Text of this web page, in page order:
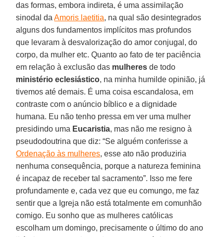
das formas, embora indireta, é uma assimilação
sinodal daAmoris laetitia, na qual são desintegrados
alguns dos fundamentos implícitos mas profundos
que levaram à desvalorização do amor conjugal, do
corpo, da mulher etc. Quanto ao fato de ter paciência
em relação à exclusão das mulheres de todo
ministério eclesiástico, na minha humilde opinião, já
tivemos até demais. É uma coisa escandalosa, em
contraste com o anúncio bíblico e a dignidade
humana. Eu não tenho pressa em ver uma mulher
presidindo uma Eucaristia, mas não me resigno à
pseudodoutrina que diz: “Se alguém conferisse a
Ordenação às mulheres, esse ato não produziria
nenhuma consequência, porque a natureza feminina
é incapaz de receber tal sacramento”. Isso me fere
profundamente e, cada vez que eu comungo, me faz
sentir que a Igreja não está totalmente em comunhão
comigo. Eu sonho que as mulheres católicas
escolham um domingo, precisamente o último do ano